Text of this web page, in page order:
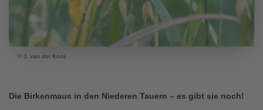
© J. van der Kooij
Die Birkenmaus in den Niederen Tauern – es gibt sie noch!